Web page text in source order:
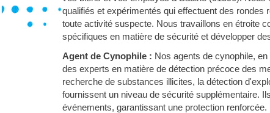
qualifiés et expérimentés qui effectuent des
toute activité suspecte. Nous travaillons en étroite
spécifiques en matière de sécurité et développer
Agent de Cynophile : Nos agents de cynophile,
des experts en matière de détection précoce des
recherche de substances illicites, la détection
fournissent un niveau de sécurité supplémentaire.
événements, garantissant une protection renforcée.